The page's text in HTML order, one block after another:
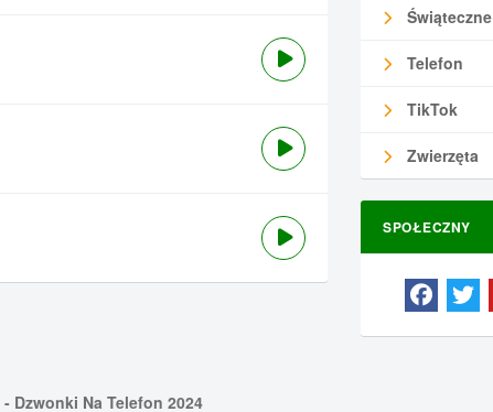
Świąteczne
Telefon
TikTok
Zwierzęta
SPOŁECZNY
- Dzwonki Na Telefon 2024